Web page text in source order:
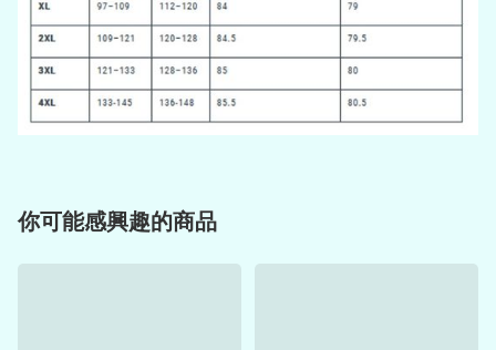
你可能感興趣的商品